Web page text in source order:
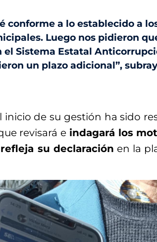
conforme a lo establecido a
Luego nos pidieron
el Sistema Estatal
un plazo adicional”,
inicio de su gestión ha sido
revisará e indagará los
su declaración en la